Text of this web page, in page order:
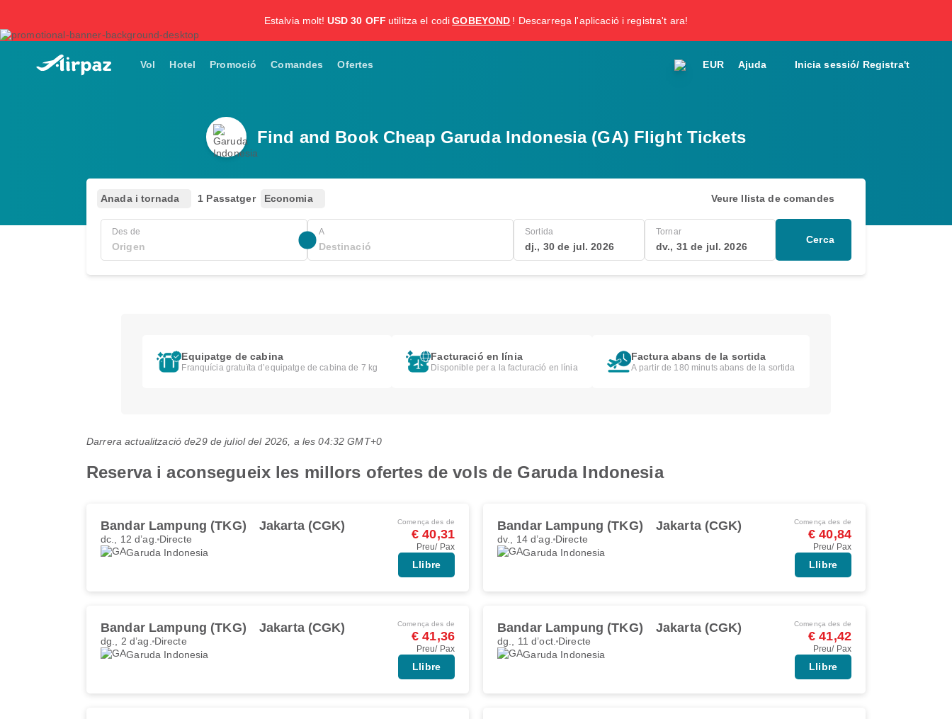
Estalvia molt! USD 30 OFF utilitza el codi GOBEYOND ! Descarrega l'aplicació i registra't ara!
Vol Hotel Promoció Comandes Ofertes EUR Ajuda Inicia sessió/ Registra't
Find and Book Cheap Garuda Indonesia (GA) Flight Tickets
Anada i tornada 1 Passatger Economia Veure llista de comandes
Des de A Sortida
dj., 30 de jul. 2026
Tornar
dv., 31 de jul. 2026
Cerca
Equipatge de cabina
Franquícia gratuïta d’equipatge de cabina de 7 kg
Facturació en línia
Disponible per a la facturació en línia
Factura abans de la sortida
A partir de 180 minuts abans de la sortida
Darrera actualització de29 de juliol del 2026, a les 04:32 GMT+0
Reserva i aconsegueix les millors ofertes de vols de Garuda Indonesia
Bandar Lampung (TKG) Jakarta (CGK)
dc., 12 d’ag. Directe
Garuda Indonesia
Comença des de
€ 40,31
Preu/ Pax
Llibre
Bandar Lampung (TKG) Jakarta (CGK)
dv., 14 d’ag. Directe
Garuda Indonesia
Comença des de
€ 40,84
Preu/ Pax
Llibre
Bandar Lampung (TKG) Jakarta (CGK)
dg., 2 d’ag. Directe
Garuda Indonesia
Comença des de
€ 41,36
Preu/ Pax
Llibre
Bandar Lampung (TKG) Jakarta (CGK)
dg., 11 d’oct. Directe
Garuda Indonesia
Comença des de
€ 41,42
Preu/ Pax
Llibre